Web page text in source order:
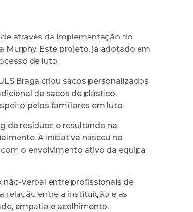
através da implementação do
Murphy. Este projeto, já adotado em
de luto.
Braga criou sacos personalizados
de sacos de plástico,
pelos familiares em luto.
de resíduos e resultando na
A iniciativa nasceu no
o envolvimento ativo da equipa
verbal entre profissionais de
relação entre a instituição e as
empatia e acolhimento.